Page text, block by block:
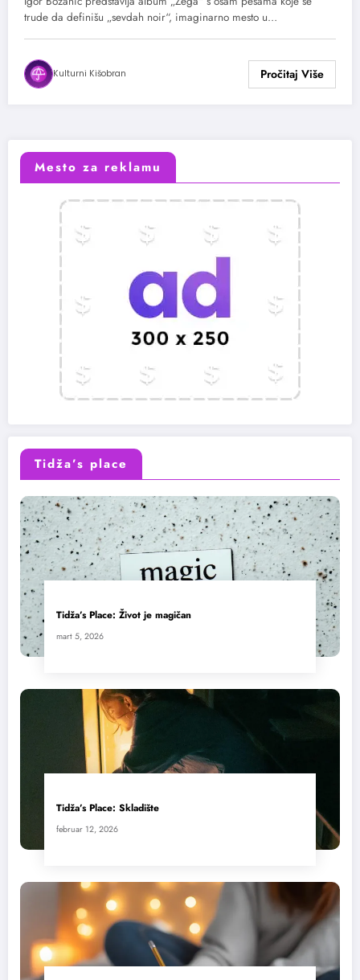
trude da definišu „sevdah noir“, imaginarno mesto u…
Kulturni Kišobran
Mesto za reklamu
Tidža’s place
Tidža’s Place: Život je magičan
mart 5, 2026
Tidža’s Place: Skladište
februar 12, 2026